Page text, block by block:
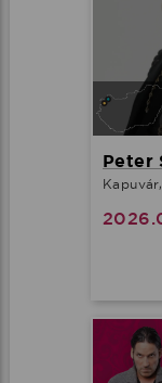
Peter
Kapuvár,